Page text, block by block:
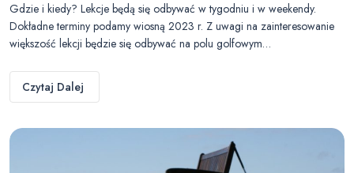
Gdzie i kiedy? Lekcje będą się odbywać w tygodniu i w weekendy.
Dokładne terminy podamy wiosną 2023 r. Z uwagi na zainteresowanie
większość lekcji będzie się odbywać na polu golfowym…
Czytaj Dalej